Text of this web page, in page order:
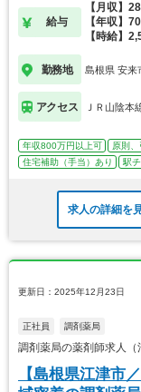
給与
【月収】
【年収】
【時給】
勤務地 島根県 安来
アクセス ＪＲ山陰本
年収800万円以上可 原則、
住宅補助（手当）あり
駅
求人の詳細を
更新日：2025年12月23日
正社員 調剤薬局
調剤薬局の薬剤師求人
【島根県江津市